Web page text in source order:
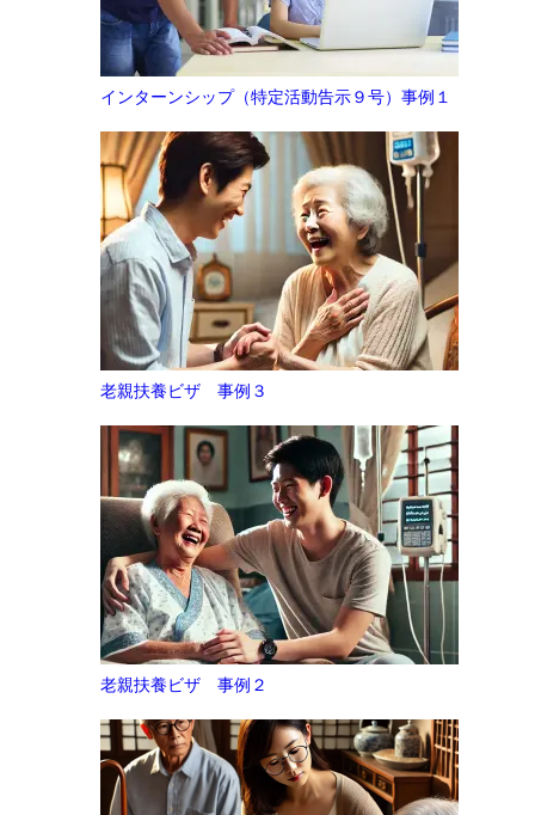
インターンシップ（特定活動告示９号）事例１
老親扶養ビザ 事例３
老親扶養ビザ 事例２